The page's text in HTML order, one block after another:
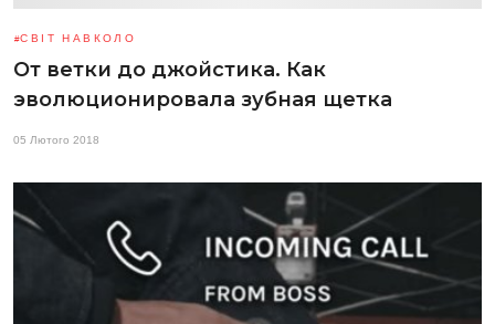
СВІТ НАВКОЛО
От ветки до джойстика. Как
эволюционировала зубная щетка
05 Лютого 2018